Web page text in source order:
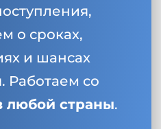
о сроках,
и шансах
Работаем со
любой страны.